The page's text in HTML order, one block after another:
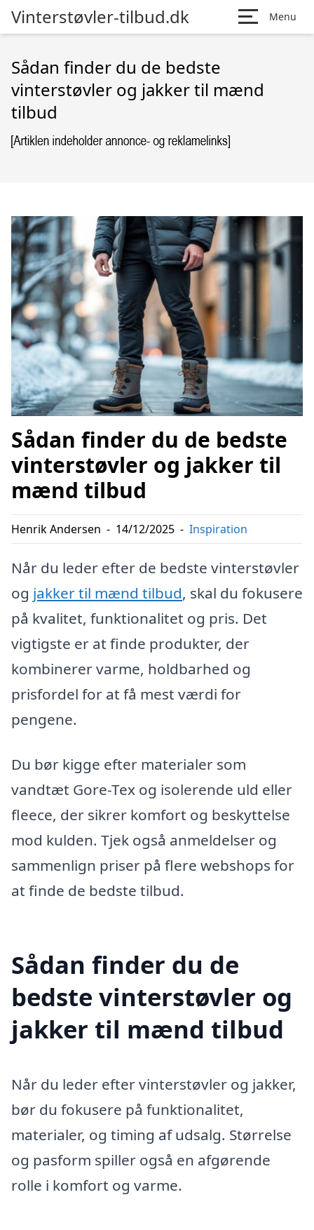
Vinterstøvler-tilbud.dk Menu
Sådan finder du de bedste
vinterstøvler og jakker til mænd
tilbud
Sådan finder du de bedste
vinterstøvler og jakker til
mænd tilbud
Henrik Andersen - 14/12/2025 - Inspiration
Når du leder efter de bedste vinterstøvler
og jakker til mænd tilbud, skal du fokusere
på kvalitet, funktionalitet og pris. Det
vigtigste er at finde produkter, der
kombinerer varme, holdbarhed og
prisfordel for at få mest værdi for
pengene.
Du bør kigge efter materialer som
vandtæt Gore-Tex og isolerende uld eller
fleece, der sikrer komfort og beskyttelse
mod kulden. Tjek også anmeldelser og
sammenlign priser på flere webshops for
at finde de bedste tilbud.
Sådan finder du de
bedste vinterstøvler og
jakker til mænd tilbud
Når du leder efter vinterstøvler og jakker,
bør du fokusere på funktionalitet,
materialer, og timing af udsalg. Størrelse
og pasform spiller også en afgørende
rolle i komfort og varme.